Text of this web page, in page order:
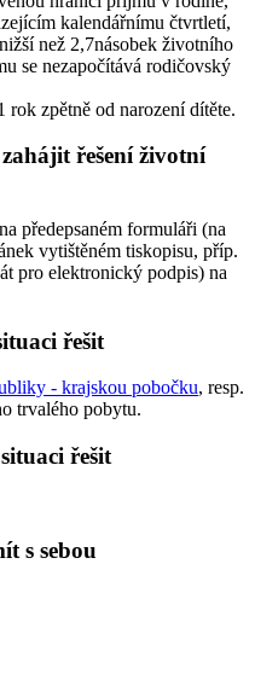
kalendářnímu čtvrtletí,
než 2,7násobek životního
se nezapočítává rodičovský
zpětně od narození dítěte.
řešení životní
předepsaném formuláři (na
vytištěném tiskopisu, příp.
pro elektronický podpis) na
řešit
- krajskou pobočku, resp.
trvalého pobytu.
řešit
s sebou